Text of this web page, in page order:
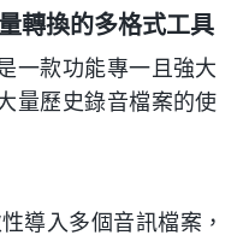
轉換的多格式工具
一款功能專一且強大
量歷史錄音檔案的使
導入多個音訊檔案，